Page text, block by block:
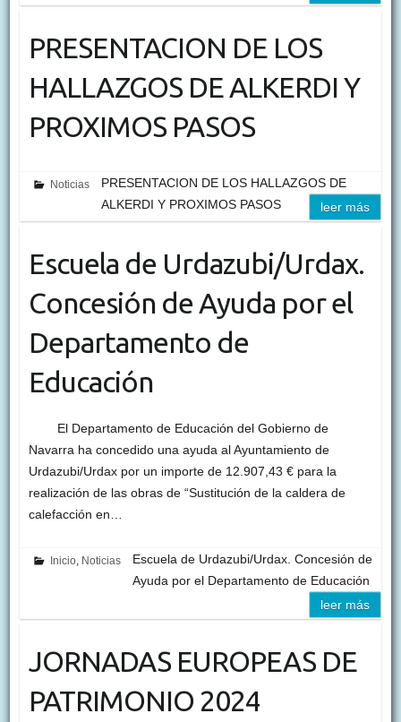
PRESENTACION DE LOS
HALLAZGOS DE ALKERDI Y
PROXIMOS PASOS
Noticias
PRESENTACION DE LOS HALLAZGOS DE
ALKERDI Y PROXIMOS PASOS
leer más
Escuela de Urdazubi/Urdax.
Concesión de Ayuda por el
Departamento de
Educación
El Departamento de Educación del Gobierno de
Navarra ha concedido una ayuda al Ayuntamiento de
Urdazubi/Urdax por un importe de 12.907,43 € para la
realización de las obras de “Sustitución de la caldera de
calefacción en…
Inicio, Noticias
Escuela de Urdazubi/Urdax. Concesión de
Ayuda por el Departamento de Educación
leer más
JORNADAS EUROPEAS DE
PATRIMONIO 2024